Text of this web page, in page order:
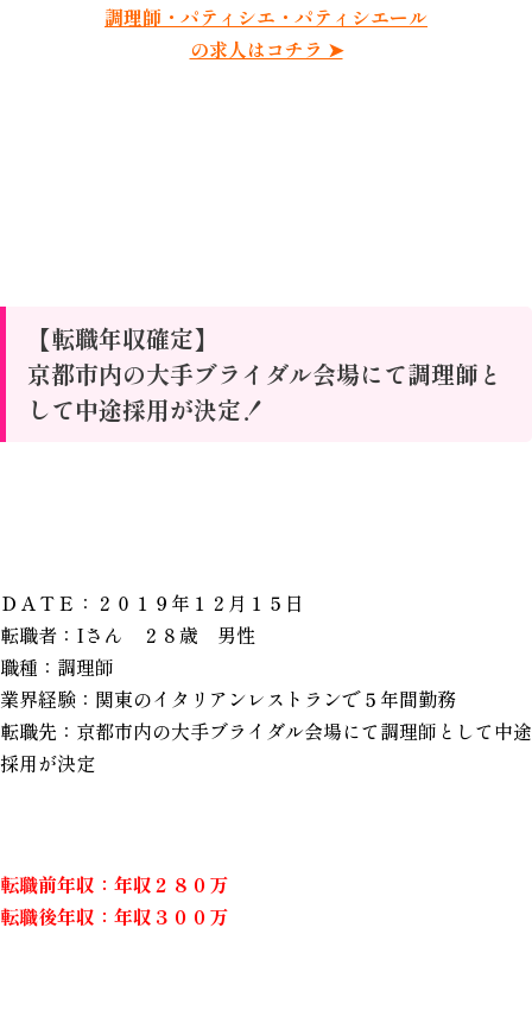
調理師・パティシエ・パティシエール
の求人はコチラ ➤
【転職年収確定】
京都市内の大手ブライダル会場にて調理師と
して中途採用が決定！
ＤＡＴＥ：２０１９年１２月１５日
転職者：Iさん ２８歳 男性
職種：調理師
業界経験：関東のイタリアンレストランで５年間勤務
転職先：京都市内の大手ブライダル会場にて調理師として中途
採用が決定
転職前年収：年収２８０万
転職後年収：年収３０ ０万